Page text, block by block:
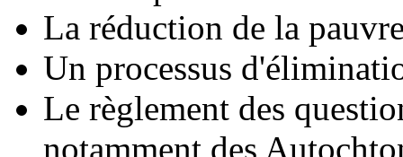
La réduction de la
Un processus
Le règlement des
notamment des